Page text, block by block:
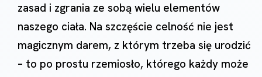
zasad i zgrania ze sobą wielu elementów
naszego ciała. Na szczęście celność nie jest
magicznym darem, z którym trzeba się urodzić
– to po prostu rzemiosło, którego każdy może